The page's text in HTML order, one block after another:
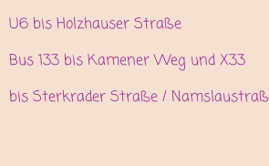
U6 bis Holzhauser Straße
Bus 133 bis Kamener Weg und X33
bis Sterkrader Straße /